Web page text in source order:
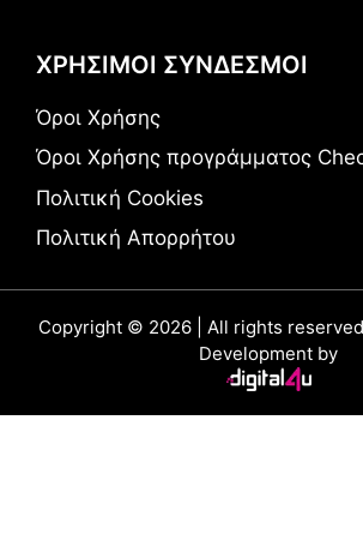
ΧΡΗΣΙΜΟΙ ΣΥΝΔΕΣΜΟΙ
Όροι Χρήσης
Όροι Χρήσης προγράμματος
Πολιτική Cookies
Πολιτική Απορρήτου
Copyright © 2026 | All rights
Development by